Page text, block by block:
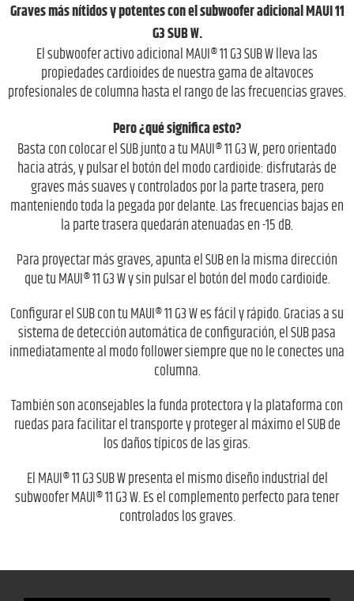
Graves más nítidos y potentes con el subwoofer adicional MAUI 11
G3 SUB W.
El subwoofer activo adicional MAUI® 11 G3 SUB W lleva las
propiedades cardioides de nuestra gama de altavoces
profesionales de columna hasta el rango de las frecuencias graves.
Pero ¿qué significa esto?
Basta con colocar el SUB junto a tu MAUI® 11 G3 W, pero orientado
hacia atrás, y pulsar el botón del modo cardioide: disfrutarás de
graves más suaves y controlados por la parte trasera, pero
manteniendo toda la pegada por delante. Las frecuencias bajas en
la parte trasera quedarán atenuadas en -15 dB.
Para proyectar más graves, apunta el SUB en la misma dirección
que tu MAUI® 11 G3 W y sin pulsar el botón del modo cardioide.
Configurar el SUB con tu MAUI® 11 G3 W es fácil y rápido. Gracias a su
sistema de detección automática de configuración, el SUB pasa
inmediatamente al modo follower siempre que no le conectes una
columna.
También son aconsejables la funda protectora y la plataforma con
ruedas para facilitar el transporte y proteger al máximo el SUB de
los daños típicos de las giras.
El MAUI® 11 G3 SUB W presenta el mismo diseño industrial del
subwoofer MAUI® 11 G3 W. Es el complemento perfecto para tener
controlados los graves.